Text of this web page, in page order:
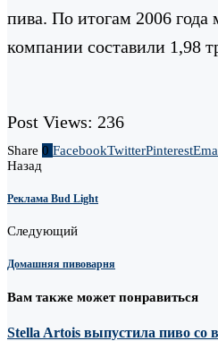
пива. По итогам 2006
компании составили 1,98
Post Views: 236
Share 0 FacebookTwitterPinterest
Назад
Реклама Bud Light
Следующий
Домашняя пивоварня
Вам также может понравиться
Stella Artois выпустила пиво со